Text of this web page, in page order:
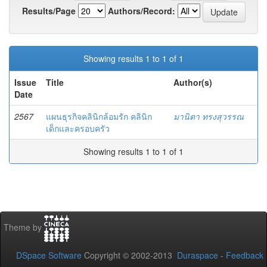
Results/Page
Authors/Record:
Showing results 1 to 1 of 1
Issue
Date
Title Author(s)
2567
แผนธุรกิจคลินิกล้อมรัก คลินิก
เด็กและครอบครัว
มานิตา ทรงสุวรรณ
Showing results 1 to 1 of 1
Theme by
DSpace Software Copyright © 2002-2013 Duraspace - Feedback